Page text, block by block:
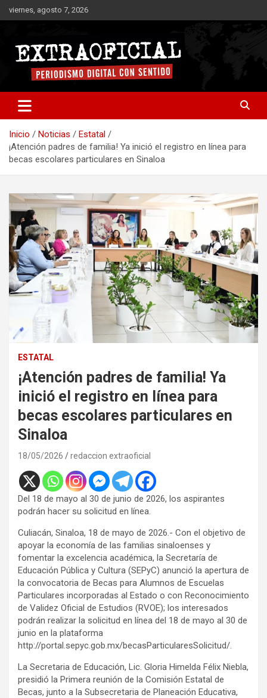
Saltar
al
viernes, agosto 7, 2026
Extraoficial
Inicio Noticias
Estatal
¡Atención padres de familia! Ya inició el registro en línea para
becas escolares particulares en Sinaloa
ESTATAL
¡Atención padres de familia! Ya
inició el registro en línea para
becas escolares particulares en
Sinaloa
18/05/2026 redaccion extraoficial
Del 18 de mayo al 30 de junio de 2026, los aspirantes
podrán hacer su solicitud en línea.
Culiacán, Sinaloa, 18 de mayo de 2026.- Con el objetivo de
apoyar la economía de las familias sinaloenses y
fomentar la excelencia académica, la Secretaría de
Educación Pública y Cultura (SEPyC) anunció la apertura de
la convocatoria de Becas para Alumnos de Escuelas
Particulares incorporadas al Estado o con Reconocimiento
de Validez Oficial de Estudios (RVOE); los interesados
podrán realizar la solicitud en línea del 18 de mayo al 30 de
junio en la plataforma
http://portal.sepyc.gob.mx/becasParticularesSolicitud/.
La Secretaria de Educación, Lic. Gloria Himelda Félix Niebla,
presidió la Primera reunión de la Comisión Estatal de
Becas, junto a la Subsecretaria de Planeación Educativa,